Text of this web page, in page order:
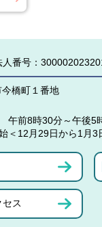
人番号：
橋町１番地
午前8時30分～午後5
＜12月29日から1月3
ス